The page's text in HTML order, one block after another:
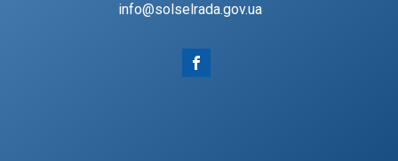
info@solselrada.gov.ua